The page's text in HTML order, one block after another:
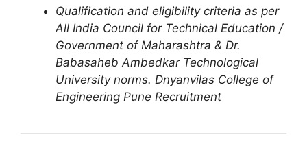
Qualification and eligibility criteria as per
All India Council for Technical Education /
Government of Maharashtra & Dr.
Babasaheb Ambedkar Technological
University norms. Dnyanvilas College of
Engineering Pune Recruitment